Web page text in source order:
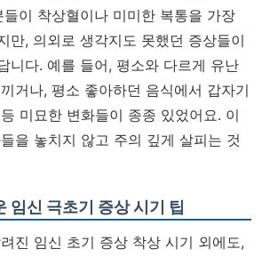
들이 착상혈이나 미미한 복통을 가장
만, 의외로 생각지도 못했던 증상들이
니다. 예를 들어, 평소와 다르게 유난
거나, 평소 좋아하던 음식에서 갑자기
미묘한 변화들이 종종 있었어요. 이
을 놓치지 않고 주의 깊게 살피는 것
임신 극초기 증상 시기 팁
진 임신 초기 증상 착상 시기 외에도,